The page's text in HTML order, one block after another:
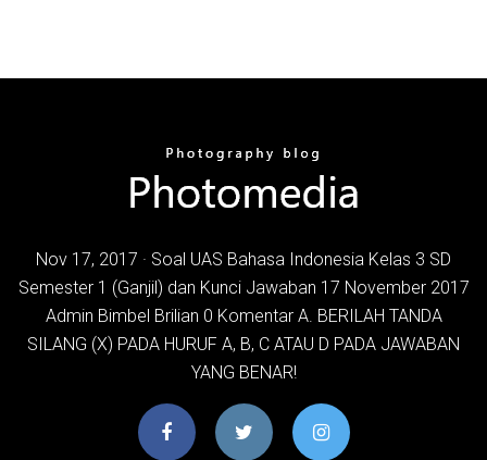
Nov 17, 2017 · Soal UAS Bahasa Indonesia Kelas 3 SD
Semester 1 (Ganjil) dan Kunci Jawaban 17 November 2017
Admin Bimbel Brilian 0 Komentar A. BERILAH TANDA
SILANG (X) PADA HURUF A, B, C ATAU D PADA JAWABAN
YANG BENAR!